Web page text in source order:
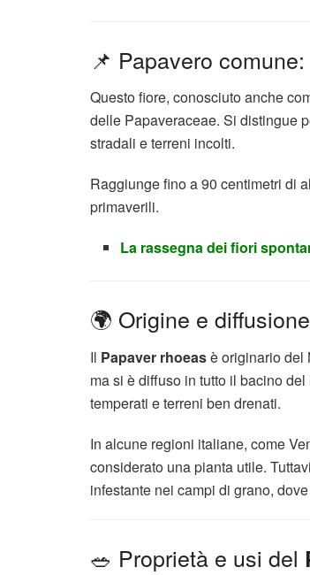
📌 Papavero
Questo fiore, conosciuto anche
delle Papaveraceae. Si distingue
stradali e terreni incolti.
Raggiunge fino a 90 centimetri di
primaverili.
La rassegna dei fiori
🌍 Origine e
Il Papaver rhoeasè originario del
ma si è diffuso in tutto il bacino
temperati e terreni ben drenati.
In alcune regioni italiane, come
considerato una pianta utile.
infestante nei campi di grano,
🥗 Proprietà e usi del